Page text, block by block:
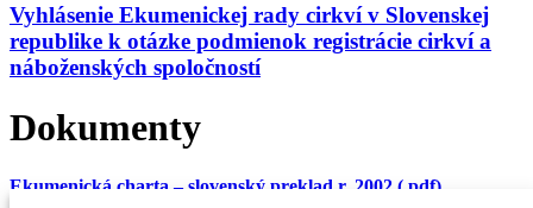
Vyhlásenie Ekumenickej rady cirkví v Slovenskej
republike k otázke podmienok registrácie cirkví a
náboženských spoločností
Dokumenty
Ekumenická charta – slovenský preklad r. 2002 (.pdf)